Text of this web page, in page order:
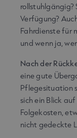
Verfügung?
Fahrdienste für
und wenn ja,
Nach der
eine gute
Pflegesituation
sich ein Blick
Folgekosten,
nicht gedeckte